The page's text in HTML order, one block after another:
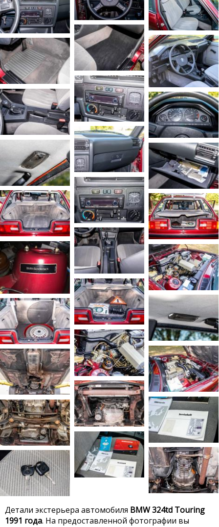
Детали экстерьера автомобиля BMW 324td Touring
1991 года. На предоставленной фотографии вы